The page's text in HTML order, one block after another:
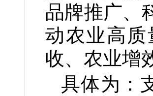
品牌推广、
动农业高
收、农业增
具体为：